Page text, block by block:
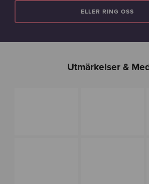
ELLER RING OSS
Utmärkelser &